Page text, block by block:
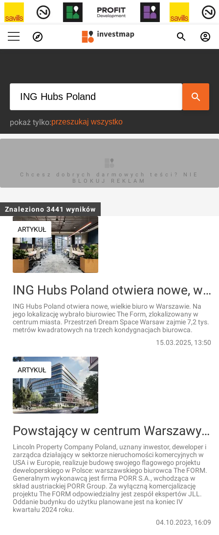
pokaż tylko:
Chcesz dobrych darmowych teści? NIE
BLOKUJ REKLAM
Znaleziono 3441 wyników
ARTYKUŁ
ING Hubs Poland otwiera nowe, wielkie biuro w Warszawie [ZDJĘCIA]
ING Hubs Poland otwiera nowe, wielkie biuro w Warszawie. Na
jego lokalizację wybrało biurowiec The Form, zlokalizowany w
centrum miasta. Przestrzeń Dream Space Warsaw zajmie 7,2 tys.
metrów kwadratowych na trzech kondygnacjach biurowca.
15.03.2025, 13:50
ARTYKUŁ
Powstający w centrum Warszawy biurowiec The FORM pozyskał pierwszego, dużego najemcę
Lincoln Property Company Poland, uznany inwestor, deweloper i
zarządca działający w sektorze nieruchomości komercyjnych w
USA i w Europie, realizuje budowę swojego flagowego projektu
deweloperskiego w Polsce: warszawskiego biurowca The FORM.
Generalnym wykonawcą jest firma PORR S.A., wchodząca w
skład austriackiej PORR Group. Za wyłączną komercjalizację
projektu The FORM odpowiedzialny jest zespół ekspertów JLL.
Oddanie budynku do użytku planowane jest na koniec IV
kwartału 2024 roku.
04.10.2023, 16:09